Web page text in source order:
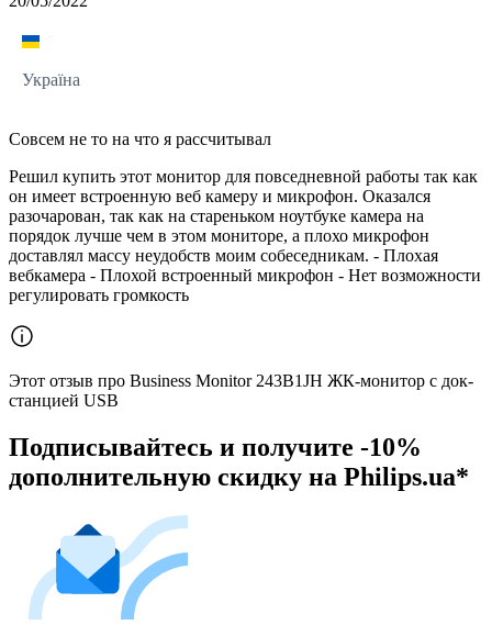
Україна
Совсем не то на что я рассчитывал
Решил купить этот монитор для повседневной работы так как
он имеет встроенную веб камеру и микрофон. Оказался
разочарован, так как на стареньком ноутбуке камера на
порядок лучше чем в этом мониторе, а плохо микрофон
доставлял массу неудобств моим собеседникам. - Плохая
вебкамера - Плохой встроенный микрофон - Нет возможности
регулировать громкость
Этот отзыв про Business Monitor 243B1JH ЖК-монитор с док-
станцией USB
Подписывайтесь и получите -10%
дополнительную скидку на Philips.ua*